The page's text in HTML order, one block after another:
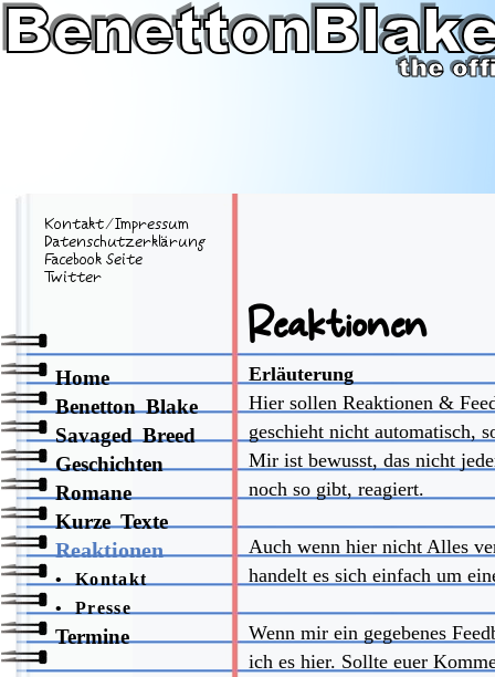
Kontakt⁄Impressum
Datenschutzerklärung
Facebook Seite
Twitter
Reaktionen
Home
Benetton Blake
Savaged Breed
Geschichten
Romane
Kurze Texte
Reaktionen
•Kontakt
•Presse
Termine
Erläuterung
Hier sollen Reaktionen &
geschieht nicht automatisch,
Mir ist bewusst, das nicht
noch so gibt, reagiert.
Auch wenn hier nicht Alles
handelt es sich einfach um
Wenn mir ein gegebenes
ich es hier. Sollte euer